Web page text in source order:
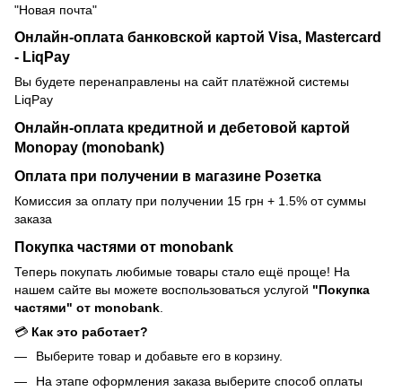
"Новая почта"
Онлайн-оплата банковской картой Visa, Mastercard
- LiqPay
Вы будете перенаправлены на сайт платёжной системы
LiqPay
Онлайн-оплата кредитной и дебетовой картой
Monopay (monobank)
Оплата при получении в магазине Розетка
Комиссия за оплату при получении 15 грн + 1.5% от суммы
заказа
Покупка частями от monobank
Теперь покупать любимые товары стало ещё проще! На
нашем сайте вы можете воспользоваться услугой "Покупка
частями" от monobank
💳 Как это работает?
Выберите товар и добавьте его в корзину.
На этапе оформления заказа выберите способ оплаты